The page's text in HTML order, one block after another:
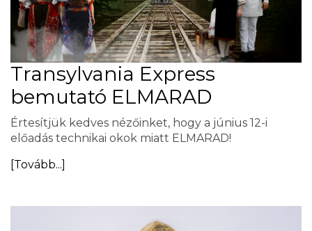
Transylvania Express
bemutató ELMARAD
Értesítjük kedves nézőinket, hogy a június 12-i
előadás technikai okok miatt ELMARAD!
[Tovább...]